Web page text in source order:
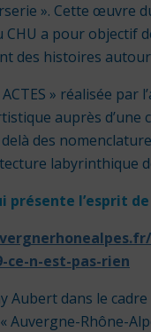
». Cette œuvre
a pour objectif
des histoires
» réalisée
auprès
des
labyrinthique
présente l’esprit
ce-n-est-pas-rien
Aubert dans le
Auvergne-Rhône-